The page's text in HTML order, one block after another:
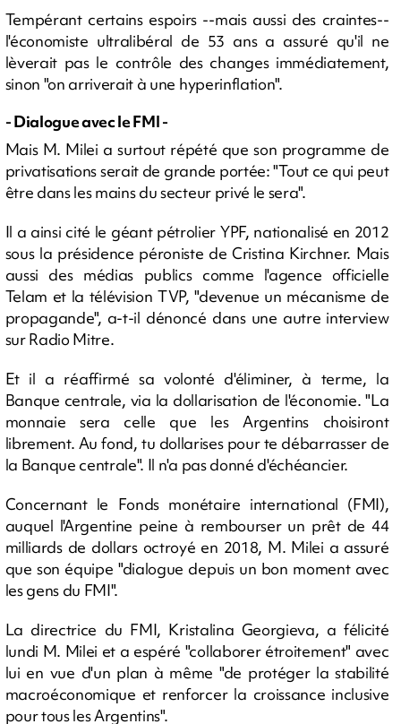
Tempérant certains espoirs --mais aussi des craintes--
l'économiste ultralibéral de 53 ans a assuré qu'il ne
lèverait pas le contrôle des changes immédiatement,
sinon "on arriverait à une hyperinflation".
- Dialogue avec le FMI -
Mais M. Milei a surtout répété que son programme de
privatisations serait de grande portée: "Tout ce qui peut
être dans les mains du secteur privé le sera".
Il a ainsi cité le géant pétrolier YPF, nationalisé en 2012
sous la présidence péroniste de Cristina Kirchner. Mais
aussi des médias publics comme l'agence officielle
Telam et la télévision TVP, "devenue un mécanisme de
propagande", a-t-il dénoncé dans une autre interview
sur Radio Mitre.
Et il a réaffirmé sa volonté d'éliminer, à terme, la
Banque centrale, via la dollarisation de l'économie. "La
monnaie sera celle que les Argentins choisiront
librement. Au fond, tu dollarises pour te débarrasser de
la Banque centrale". Il n'a pas donné d'échéancier.
Concernant le Fonds monétaire international (FMI),
auquel l'Argentine peine à rembourser un prêt de 44
milliards de dollars octroyé en 2018, M. Milei a assuré
que son équipe "dialogue depuis un bon moment avec
les gens du FMI".
La directrice du FMI, Kristalina Georgieva, a félicité
lundi M. Milei et a espéré "collaborer étroitement" avec
lui en vue d'un plan à même "de protéger la stabilité
macroéconomique et renforcer la croissance inclusive
pour tous les Argentins".